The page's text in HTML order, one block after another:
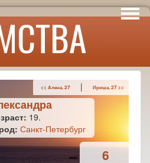
Юмор
19.
Санкт-Петербург
<< Алена, 27 | Ириша, 27 >>
6